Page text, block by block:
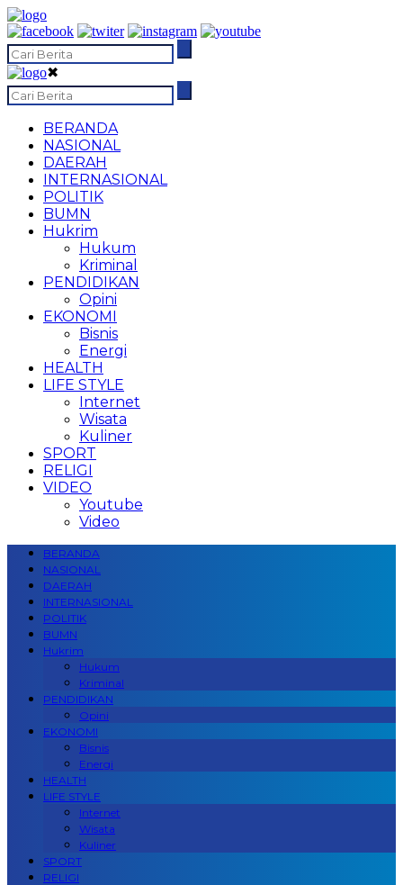
✖
BERANDA
NASIONAL
DAERAH
INTERNASIONAL
POLITIK
BUMN
Hukrim
Hukum
Kriminal
PENDIDIKAN
Opini
EKONOMI
Bisnis
Energi
HEALTH
LIFE STYLE
Internet
Wisata
Kuliner
SPORT
RELIGI
VIDEO
Youtube
Video
BERANDA
NASIONAL
DAERAH
INTERNASIONAL
POLITIK
BUMN
Hukrim
Hukum
Kriminal
PENDIDIKAN
Opini
EKONOMI
Bisnis
Energi
HEALTH
LIFE STYLE
Internet
Wisata
Kuliner
SPORT
RELIGI